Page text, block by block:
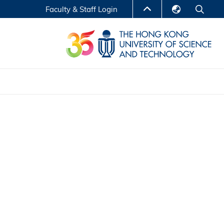
LIBRARY
ABOUT HKUST
Faculty & Staff Login
繁體中文